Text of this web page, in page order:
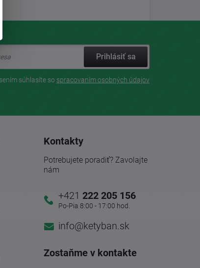
Prihlásiť sa
súhlasíte so spracovaním osobných údajov
Kontakty
Potrebujete poradiť? Zavolajte
nám
+421 222 205 156
Po-Pia 8:00 - 17:00 hod.
info@ketyban.sk
Zostaňme v kontakte